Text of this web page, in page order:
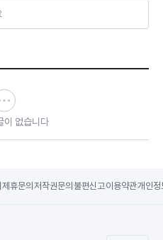
이 없습니다
제휴문의 저작권문의 불편신고이용약관개인정